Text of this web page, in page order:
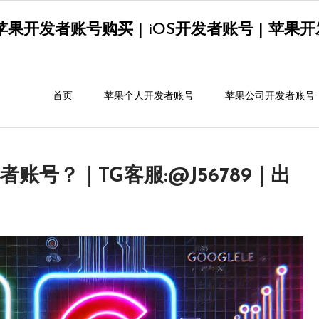
开发者账号购买 | iOS开发者账号 | 苹果
首页 苹果个人开发者账号 苹果公司开发者账号
账号？｜TG客服:@J56789｜出